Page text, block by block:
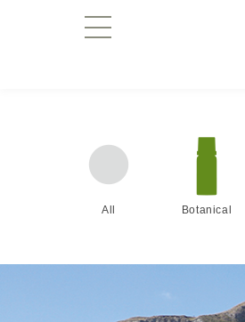
All Botanical